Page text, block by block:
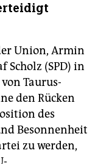
Union, Armin
Scholz (SPD) in
Taurus-
den Rücken
des
Besonnenheit
zu werden,